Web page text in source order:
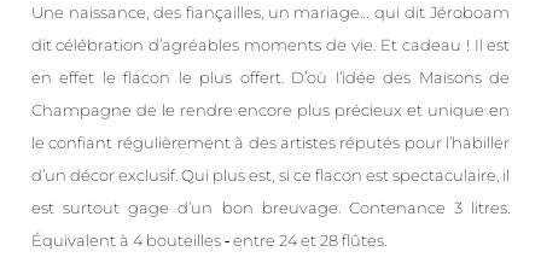
Une naissance, des fiançailles, un mariage… qui dit Jéroboam
dit célébration d’agréables moments de vie. Et cadeau ! Il est
en effet le flacon le plus offert. D’où l’idée des Maisons de
Champagne de le rendre encore plus précieux et unique en
le confiant régulièrement à des artistes réputés pour l’habiller
d’un décor exclusif. Qui plus est, si ce flacon est spectaculaire, il
est surtout gage d’un bon breuvage. Contenance 3 litres.
Équivalent à 4 bouteilles ‐ entre 24 et 28 flûtes.